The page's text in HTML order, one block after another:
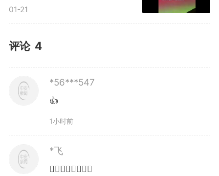
01-21
评论 4
*56***547
👍
1小时前
*飞
👍🏻👍🏻👍🏻👍🏻